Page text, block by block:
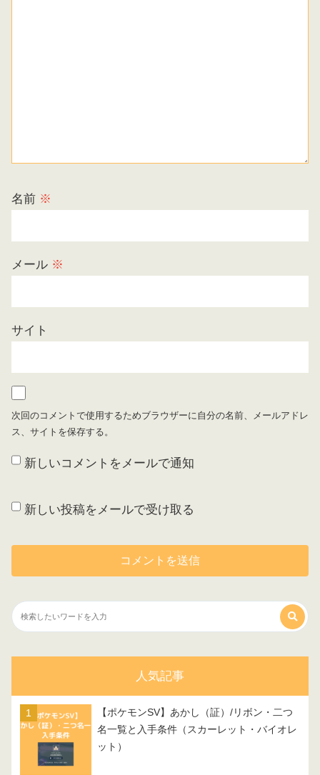
名前 ※
メール ※
サイト
次回のコメントで使用するためブラウザーに自分の名前、メールアドレ
ス、サイトを保存する。
新しいコメントをメールで通知
新しい投稿をメールで受け取る
人気記事
【ポケモンSV】あかし（証）/リボン・二つ
名一覧と入手条件（スカーレット・バイオレ
ット）